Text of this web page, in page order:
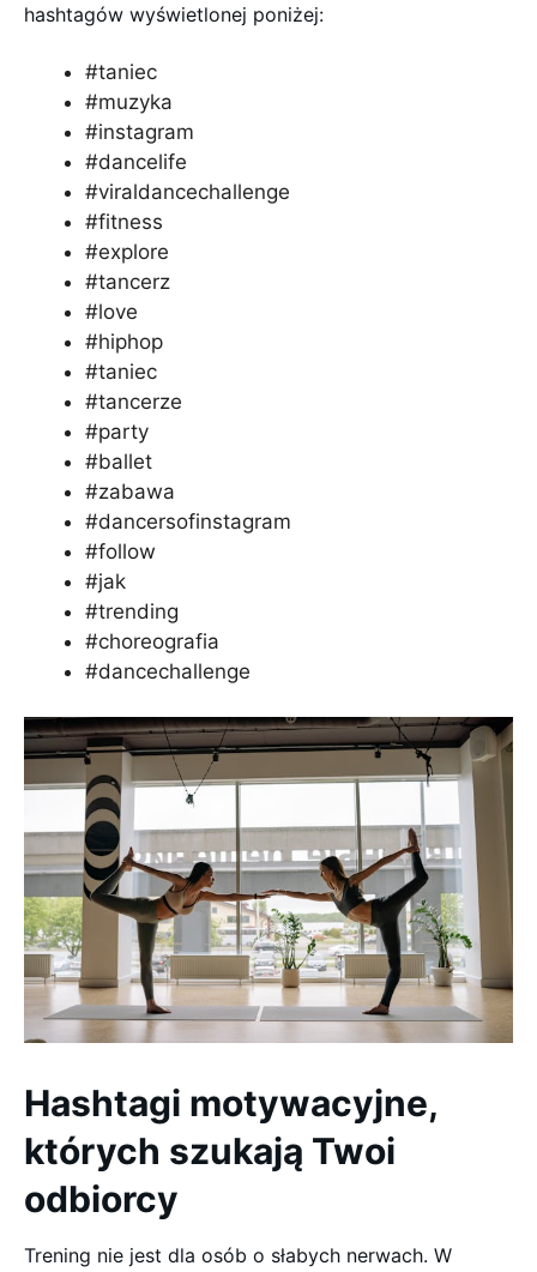
hashtagów wyświetlonej poniżej:
#taniec
#muzyka
#instagram
#dancelife
#viraldancechallenge
#fitness
#explore
#tancerz
#love
#hiphop
#taniec
#tancerze
#party
#ballet
#zabawa
#dancersofinstagram
#follow
#jak
#trending
#choreografia
#dancechallenge
Hashtagi motywacyjne,
których szukają Twoi
odbiorcy
Trening nie jest dla osób o słabych nerwach. W